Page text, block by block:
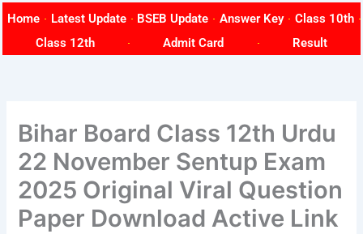
content
Home Latest Update BSEB Update Answer Key
Class 10th
Class 12th
Admit Card Result
Bihar Board Class 12th Urdu
22 November Sentup Exam
2025 Original Viral Question
Paper Download Active Link